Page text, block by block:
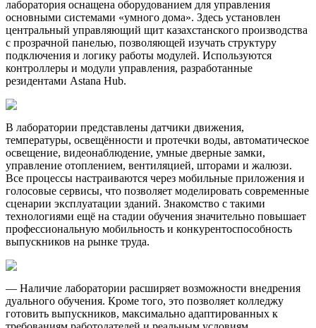
лаборатория оснащена оборудованием для управления
основными системами «умного дома». Здесь установлен
центральный управляющий щит казахстанского производства
с прозрачной панелью, позволяющей изучать структуру
подключения и логику работы модулей. Используются
контроллеры и модули управления, разработанные
резидентами Astana Hub.
В лаборатории представлены датчики движения,
температуры, освещённости и протечки воды, автоматическое
освещение, видеонаблюдение, умные дверные замки,
управление отоплением, вентиляцией, шторами и жалюзи.
Все процессы настраиваются через мобильные приложения и
голосовые сервисы, что позволяет моделировать современные
сценарии эксплуатации зданий. Знакомство с такими
технологиями ещё на стадии обучения значительно повышает
профессиональную мобильность и конкурентоспособность
выпускников на рынке труда.
— Наличие лаборатории расширяет возможности внедрения
дуального обучения. Кроме того, это позволяет колледжу
готовить выпускников, максимально адаптированных к